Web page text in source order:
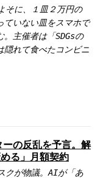
そに、１皿２万円の
ていない皿をスマホで
主催者は「SDGsの
隠れて食べたコンビニ
の反乱を予言。解
る」月額契約
クが物議。AIが「あ